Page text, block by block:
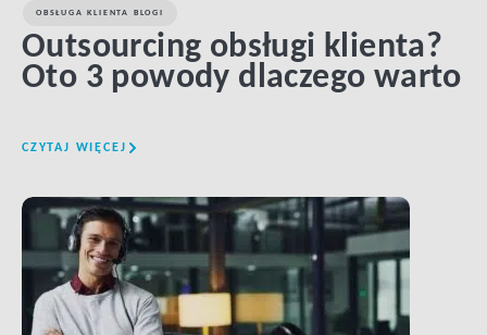
OBSŁUGA KLIENTA BLOGI
Outsourcing obsługi klienta?
Oto 3 powody dlaczego warto
CZYTAJ WIĘCEJ
LINK BTN